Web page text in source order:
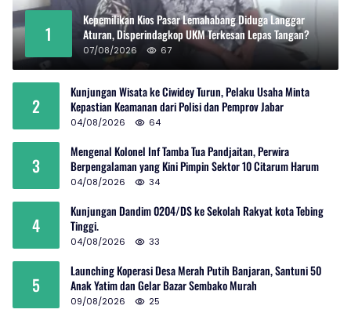
1
Kepemilikan Kios Pasar Lemahabang Diduga Langgar
Aturan, Disperindagkop UKM Terkesan Lepas Tangan?
07/08/2026 67
2
Kunjungan Wisata ke Ciwidey Turun, Pelaku Usaha Minta
Kepastian Keamanan dari Polisi dan Pemprov Jabar
04/08/2026 64
3
Mengenal Kolonel Inf Tamba Tua Pandjaitan, Perwira
Berpengalaman yang Kini Pimpin Sektor 10 Citarum Harum
04/08/2026 34
4
Kunjungan Dandim 0204/DS ke Sekolah Rakyat kota Tebing
Tinggi.
04/08/2026 33
5
Launching Koperasi Desa Merah Putih Banjaran, Santuni 50
Anak Yatim dan Gelar Bazar Sembako Murah
09/08/2026 25